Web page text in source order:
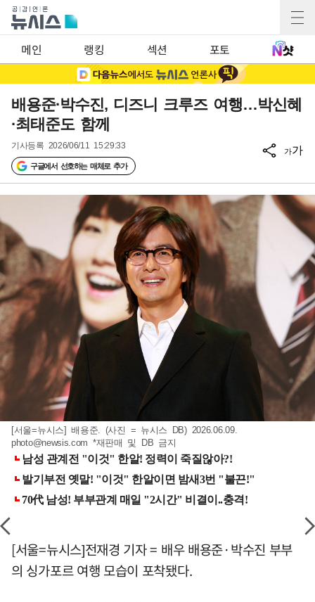
메인 랭킹 섹션 포토
배용준·박수진, 디즈니 크루즈 여행…박신혜
·최태준도 함께
기사등록 2026/06/11 15:29:33
구글에서 선호하는 매체로 추가
가가
[서울=뉴시스] 배용준. (사진 = 뉴시스 DB) 2026.06.09.
photo@newsis.com *재판매 및 DB 금지
[서울=뉴시스]전재경 기자 = 배우 배용준·박수진 부부
의 싱가포르 여행 모습이 포착됐다.